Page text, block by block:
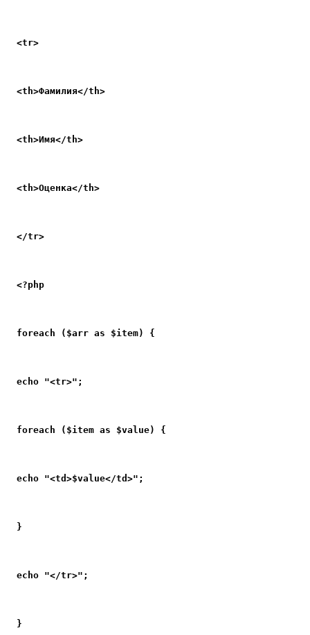
<tr>
<th>Фамилия</th>
<th>Имя</th>
<th>Оценка</th>
</tr>
<?php
foreach ($arr as $item) {
echo "<tr>";
foreach ($item as $value) {
echo "<td>$value</td>";
}
echo "</tr>";
}